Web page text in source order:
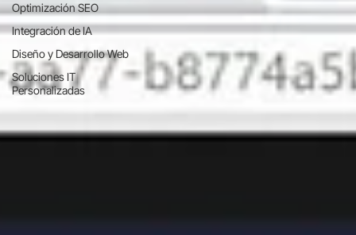
Optimización SEO
Integración de IA
Diseño y Desarrollo Web
Soluciones IT
Personalizadas